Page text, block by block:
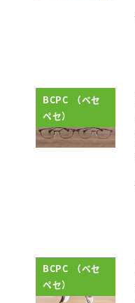
BCPC （ベセ
ペセ）
BCPC （ベセ
ペセ）